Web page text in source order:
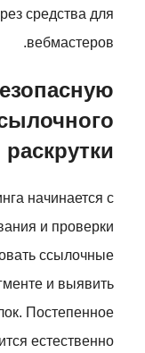
средства для
вебмастеров.
раскрутки
начинается с
и проверки
ссылочные
и выявить
Постепенное
естественно.